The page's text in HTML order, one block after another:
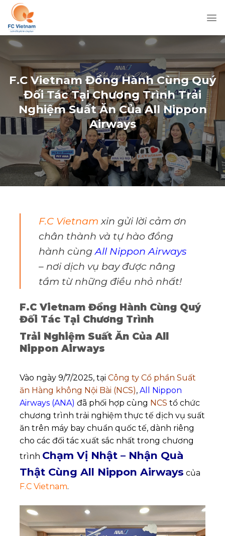
Chuyển
đến
nội
dung
F.C Vietnam Đồng Hành Cùng Quý
Đối Tác Tại Chương Trình Trải
Nghiệm Suất Ăn Của All Nippon
Airways
F.C Vietnam xin gửi lời cảm ơn
chân thành và tự hào đồng
hành cùngAll Nippon Airways
– nơi dịch vụ bay được nâng
tầm từ những điều nhỏ nhất!
F.C Vietnam Đồng Hành Cùng Quý
Đối Tác Tại Chương Trình
Trải Nghiệm Suất Ăn Của All
Nippon Airways
Vào ngày 9/7/2025, tại Công ty Cổ phần Suất
ăn Hàng không Nội Bài (NCS), All Nippon
Airways (ANA) đã phối hợp cùng NCS tổ chức
chương trình trải nghiệm thực tế dịch vụ suất
ăn trên máy bay chuẩn quốc tế, dành riêng
cho các đối tác xuất sắc nhất trong chương
trình Chạm Vị Nhật – Nhận Quà
Thật Cùng All Nippon Airways của
F.C Vietnam.